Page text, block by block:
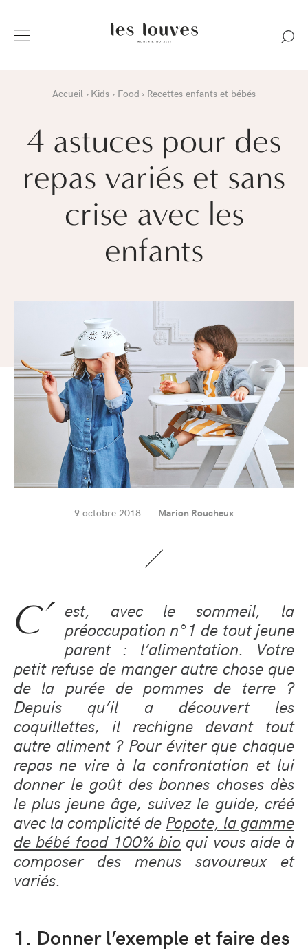
Accueil Kids Food Recettes enfants et bébés
4 astuces pour des
repas variés et sans
crise avec les
enfants
9 octobre 2018 Marion Roucheux
C’ est, avec le sommeil, la
préoccupation n°1 de tout jeune
parent : l’alimentation. Votre
petit refuse de manger autre chose que
de la purée de pommes de terre ?
Depuis qu’il a découvert les
coquillettes, il rechigne devant tout
autre aliment ? Pour éviter que chaque
repas ne vire à la confrontation et lui
donner le goût des bonnes choses dès
le plus jeune âge, suivez le guide, créé
avec la complicité de Popote, la gamme
de bébé food 100% bio qui vous aide à
composer des menus savoureux et
variés.
1. Donner l’exemple et faire des